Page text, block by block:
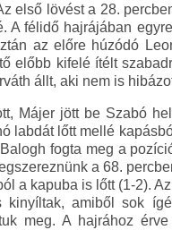
első lövést a 28.
A félidő hajrájában
az előre húzódó
előbb kifelé ítélt
állt, aki nem is
Májer jött be Szabó
labdát lőtt mellé
fogta meg a
a 68.
a kapuba is lőtt (1-2).
amiből sok
meg. A hajrához